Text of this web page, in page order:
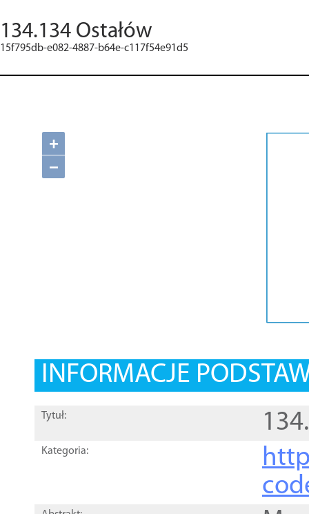
134.134 Ostałów
15f795db-e082-4887-b64e-c117f54e91d5
+
−
INFORMACJE
Tytuł:
Kategoria: